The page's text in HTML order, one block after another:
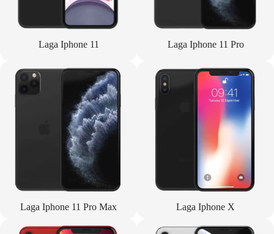
Laga Iphone 11 Laga Iphone 11 Pro
Laga Iphone 11 Pro Max Laga Iphone X